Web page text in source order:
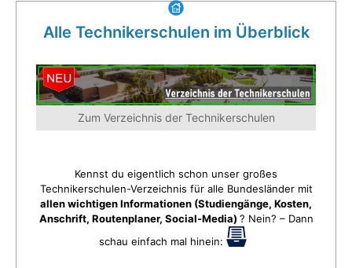
Alle Technikerschulen im Überblick
Zum Verzeichnis der Technikerschulen
Kennst du eigentlich schon unser großes
Technikerschulen-Verzeichnis für alle Bundesländer mit
allen wichtigen Informationen (Studiengänge, Kosten,
Anschrift, Routenplaner, Social-Media) ? Nein? – Dann
schau einfach mal hinein: